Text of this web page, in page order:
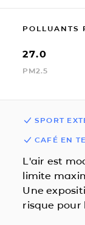
POLLUANTS
27.0
PM2.5
SPORT
CAFÉ EN
L'air est
limite
Une
risque pour